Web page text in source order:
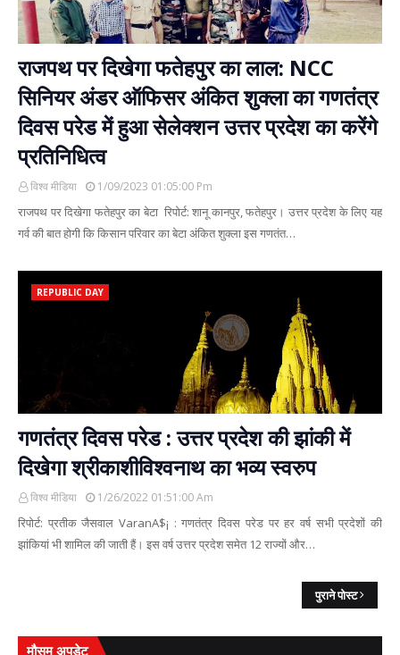
राजपथ पर दिखेगा फतेहपुर का लाल: NCC
सिनियर अंडर ऑफिसर अंकित शुक्ला का गणतंत्र
दिवस परेड में हुआ सेलेक्शन उत्तर प्रदेश का करेंगे
प्रतिनिधित्व
विश्व मीडिया 1/09/2023 01:05:00 Pm
राजपथ पर दिखेगा फतेहपुर का बेटा रिपोर्ट: शानू कानपुर, फतेहपुर। उत्तर प्रदेश के लिए यह
गर्व की बात होगी कि किसान परिवार का बेटा अंकित शुक्ला इस गणतंत…
REPUBLIC DAY
गणतंत्र दिवस परेड : उत्तर प्रदेश की झांकी में
दिखेगा श्रीकाशीविश्वनाथ का भव्य स्वरुप
विश्व मीडिया 1/26/2022 01:51:00 Am
रिपोर्ट: प्रतीक जैसवाल VaranA$¡ : गणतंत्र दिवस परेड पर हर वर्ष सभी प्रदेशों की
झांकियां भी शामिल की जाती हैं। इस वर्ष उत्तर प्रदेश समेत 12 राज्यों और…
पुराने पोस्ट
मौसम अपडेट